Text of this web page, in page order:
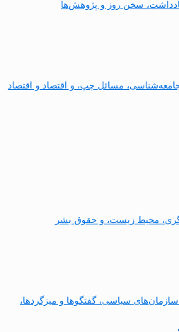
مسائل چپ، و اقتصاد و اقتصاد
سیاسی، گفتگوها و میزگردها،